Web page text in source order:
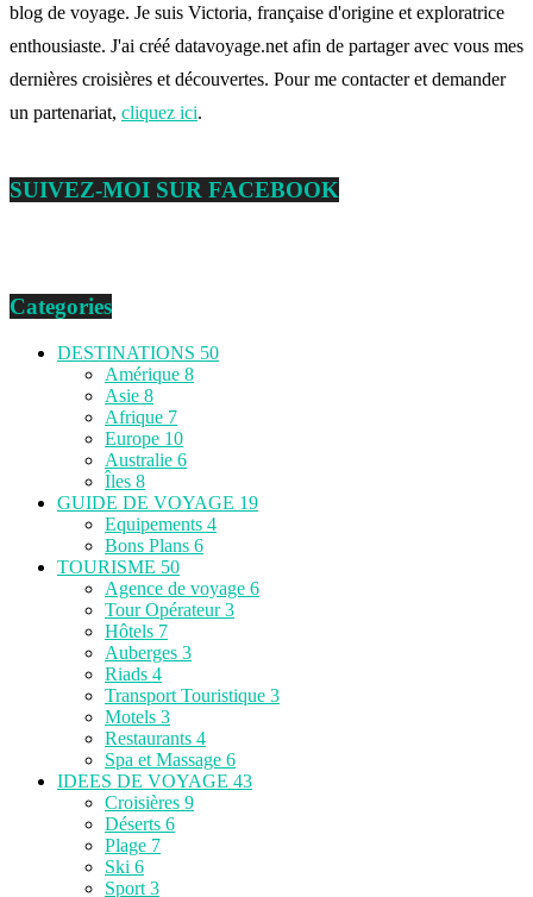
blog de voyage. Je suis Victoria, française d'origine et exploratrice
enthousiaste. J'ai créé datavoyage.net afin de partager avec vous mes
dernières croisières et découvertes. Pour me contacter et demander
un partenariat, cliquez ici.
SUIVEZ-MOI SUR FACEBOOK
Categories
DESTINATIONS 50
Amérique 8
Asie 8
Afrique 7
Europe 10
Australie 6
Îles 8
GUIDE DE VOYAGE 19
Equipements 4
Bons Plans 6
TOURISME 50
Agence de voyage 6
Tour Opérateur3
Hôtels 7
Auberges 3
Riads 4
Transport Touristique 3
Motels 3
Restaurants 4
Spa et Massage 6
IDEES DE VOYAGE 43
Croisières 9
Déserts 6
Plage 7
Ski 6
Sport 3